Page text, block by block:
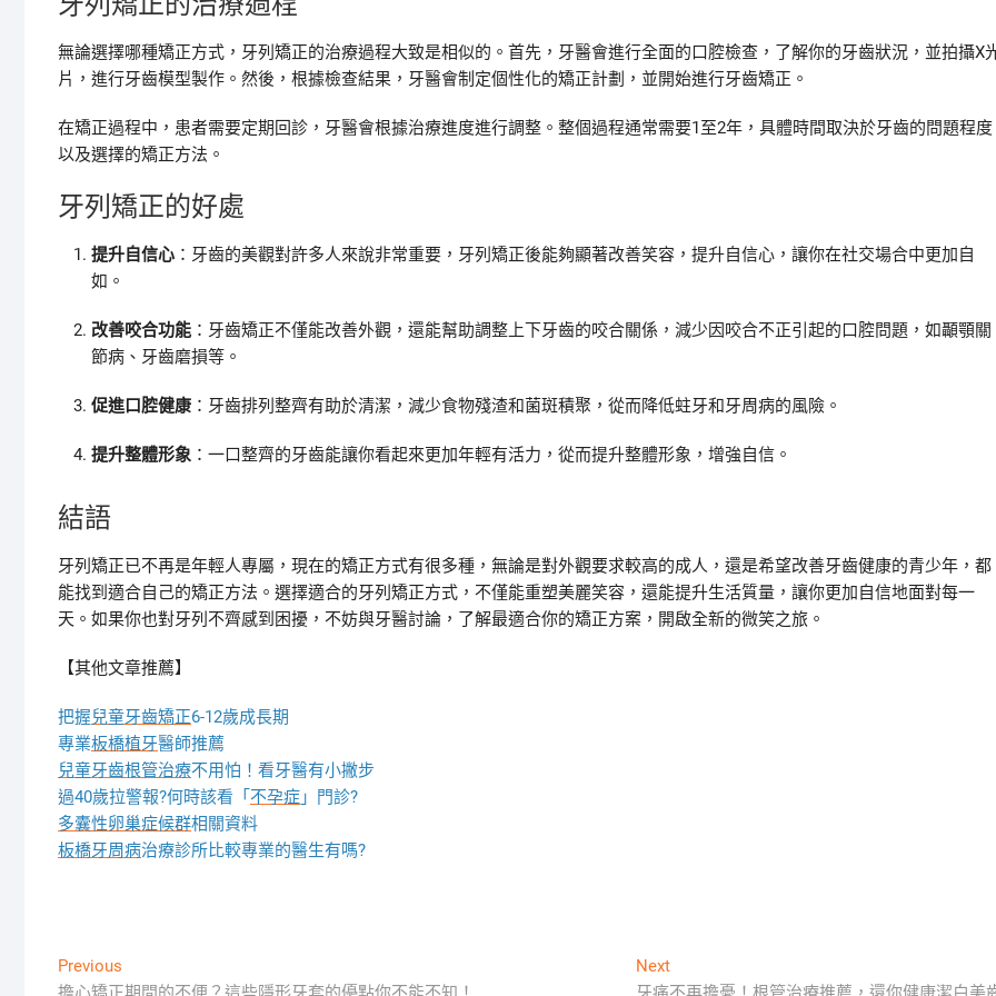
無論選擇哪種矯正方式，牙列矯正的治療過程大致是相似的。首先，牙醫會進行全面的口腔檢查，了解你的牙齒狀況，並拍攝X
片，進行牙齒模型製作。然後，根據檢查結果，牙醫會制定個性化的矯正計劃，並開始進行牙齒矯正。
在矯正過程中，患者需要定期回診，牙醫會根據治療進度進行調整。整個過程通常需要1至2年，具體時間取決於牙齒的問題程度
以及選擇的矯正方法。
牙列矯正的好處
提升自信心 ：牙齒的美觀對許多人來說非常重要，牙列矯正後能夠顯著改善笑容，提升自信心，讓你在社交場合中更加自
如。
改善咬合功能 ：牙齒矯正不僅能改善外觀，還能幫助調整上下牙齒的咬合關係，減少因咬合不正引起的口腔問題，如顳顎關
節病、牙齒磨損等。
促進口腔健康 ：牙齒排列整齊有助於清潔，減少食物殘渣和菌斑積聚，從而降低蛀牙和牙周病的風險。
提升整體形象 ：一口整齊的牙齒能讓你看起來更加年輕有活力，從而提升整體形象，增強自信。
結語
牙列矯正已不再是年輕人專屬，現在的矯正方式有很多種，無論是對外觀要求較高的成人，還是希望改善牙齒健康的青少年，都
能找到適合自己的矯正方法。選擇適合的牙列矯正方式，不僅能重塑美麗笑容，還能提升生活質量，讓你更加自信地面對每一
天。如果你也對牙列不齊感到困擾，不妨與牙醫討論，了解最適合你的矯正方案，開啟全新的微笑之旅。
【其他文章推薦】
把握兒童牙齒矯正6-12歲成長期
專業板橋植牙醫師推薦
兒童牙齒根管治療不用怕！看牙醫有小撇步
過40歲拉警報?何時該看「 不孕症 」門診?
多囊性卵巢症候群相關資料
板橋牙周病治療診所比較專業的醫生有嗎?
文
Previous
post:
NextNext
post: